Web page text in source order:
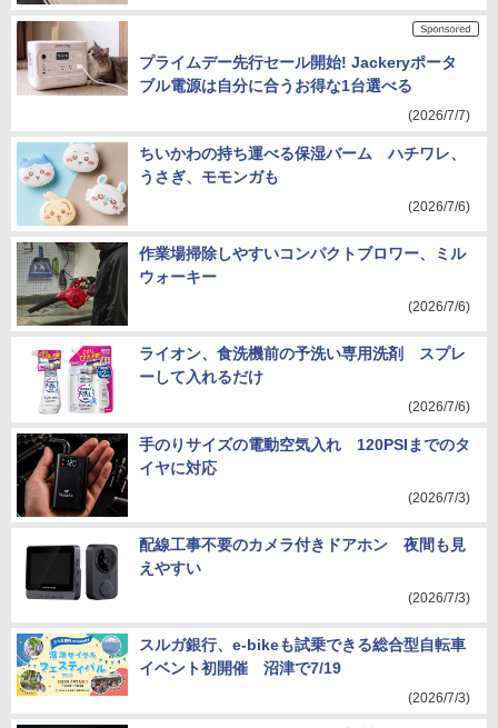
プライムデー先行セール開始! Jackeryポータ
ブル電源は自分に合うお得な1台選べる
(2026/7/7)
ちいかわの持ち運べる保湿バーム ハチワレ、
うさぎ、モモンガも
(2026/7/6)
作業場掃除しやすいコンパクトブロワー、ミル
ウォーキー
(2026/7/6)
ライオン、食洗機前の予洗い専用洗剤 スプレ
ーして入れるだけ
(2026/7/6)
手のりサイズの電動空気入れ 120PSIまでのタ
イヤに対応
(2026/7/3)
配線工事不要のカメラ付きドアホン 夜間も見
えやすい
(2026/7/3)
スルガ銀行、e-bikeも試乗できる総合型自転車
イベント初開催 沼津で7/19
(2026/7/3)